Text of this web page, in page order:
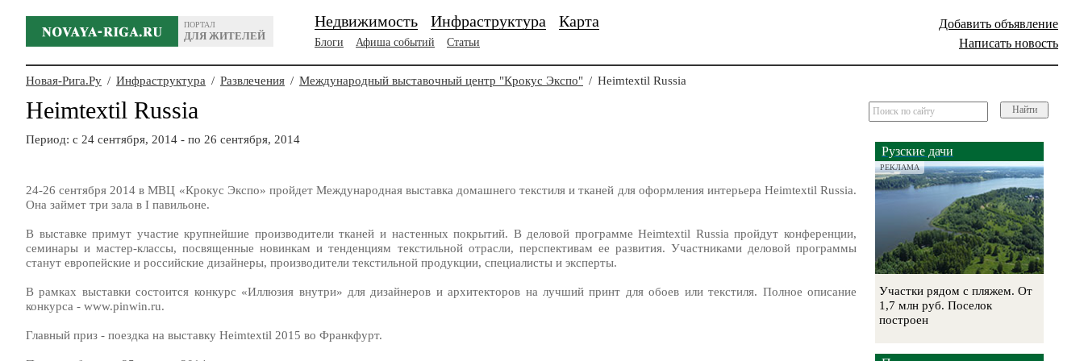
ПОРТАЛ
ДЛЯ ЖИТЕЛЕЙ
Добавить объявление
Написать новость
Недвижимость Инфраструктура Карта
Блоги Афиша событий Статьи
Новая-Рига.Ру / Инфраструктура / Развлечения / Международный выставочный центр "Крокус Экспо" / Heimtextil Russia
Heimtextil Russia
Период: c 24 сентября, 2014 - по 26 сентября, 2014
24-26 сентября 2014 в МВЦ «Крокус Экспо» пройдет Международная выставка домашнего текстиля и тканей для оформления интерьера Heimtextil Russia.
Она займет три зала в I павильоне.
В выставке примут участие крупнейшие производители тканей и настенных покрытий. В деловой программе Heimtextil Russia пройдут конференции,
семинары и мастер-классы, посвященные новинкам и тенденциям текстильной отрасли, перспективам ее развития. Участниками деловой программы
станут европейские и российские дизайнеры, производители текстильной продукции, специалисты и эксперты.
В рамках выставки состоится конкурс «Иллюзия внутри» для дизайнеров и архитекторов на лучший принт для обоев или текстиля. Полное описание
конкурса - www.pinwin.ru.
Главный приз - поездка на выставку Heimtextil 2015 во Франкфурт.
Найти
Рузские дачи
РЕКЛАМА
Участки рядом с пляжем. От
1,7 млн руб. Поселок
построен